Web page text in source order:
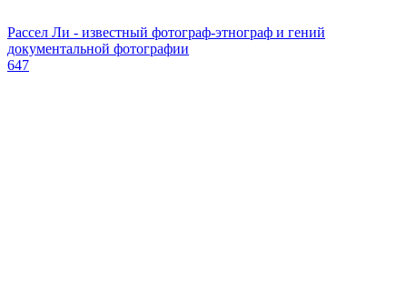
Рассел Ли - известный фотограф-этнограф и гений
документальной фотографии
647